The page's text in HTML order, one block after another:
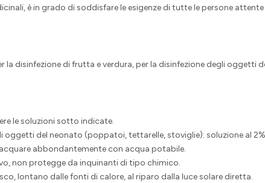
è in grado di soddisfare le esigenze di tutte le persone
disinfezione di frutta e verdura, per la disinfezione degli oggetti
le soluzioni sotto indicate.
oggetti del neonato (poppatoi, tettarelle, stoviglie): soluzione al
abbondantemente con acqua potabile.
non protegge da inquinanti di tipo chimico.
lontano dalle fonti di calore, al riparo dalla luce solare diretta.